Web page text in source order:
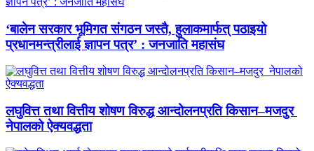
‘बालेन सरकार भूमिगत संगठन जस्तै, हुलाकमार्फत् पठाइयो
प्रधानमन्त्रीलाई ज्ञापन पत्र’ : जनजाति महासंघ
लघुवित्त तथा वित्तीय शोषण विरुद्ध आन्दोलनप्रति किसान–मजदुर
नेपालको ऐक्यवद्धता